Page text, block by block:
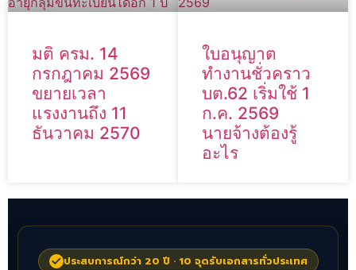
มติ ครม. 14
กรกฎาคม 2569
ขยายเวลา
แรงงานถึง 11
ธันวาคม 2570
ใบอนุญาต
ทำงานชั่วคราว
บต.62 เริ่มใช้ 1
ก.ค. 2569
นายจ้างต้องรู้
อะไร
ประสบการณ์กว่า 20 ปี · 10 จุดรับเอกสารทั่วประเทศ